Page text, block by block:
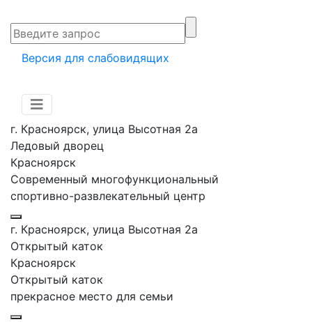
Версия для слабовидящих
г. Красноярск, улица Высотная 2a
Ледовый дворец
Красноярск
Современный многофункциональный
спортивно-развлекательный центр
г. Красноярск, улица Высотная 2a
Открытый каток
Красноярск
Открытый каток
прекрасное место для семьи